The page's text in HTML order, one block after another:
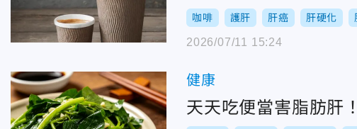
咖啡 護肝 肝癌 肝硬化
2026/07/11 15:24
健康
天天吃便當害脂肪肝